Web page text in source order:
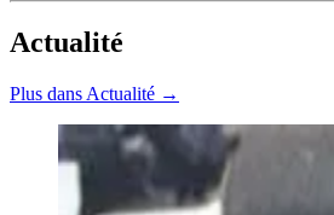
Actualité
Plus dans Actualité →